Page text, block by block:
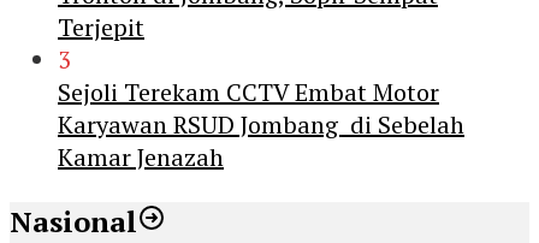
Terjepit
3
Sejoli Terekam CCTV Embat Motor
Karyawan RSUD Jombang di Sebelah
Kamar Jenazah
Nasional